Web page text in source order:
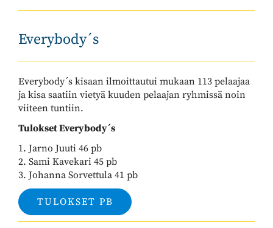
Everybody´s
Everybody´s kisaan ilmoittautui mukaan 113 pelaajaa
ja kisa saatiin vietyä kuuden pelaajan ryhmissä noin
viiteen tuntiin.
Tulokset Everybody´s
1. Jarno Juuti 46 pb
2. Sami Kavekari 45 pb
3. Johanna Sorvettula 41 pb
TULOKSET PB